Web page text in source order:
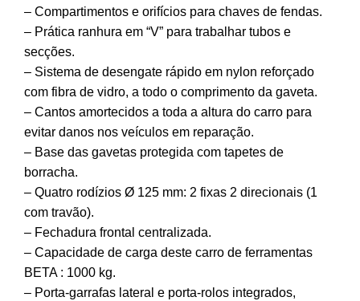
– Compartimentos e orifícios para chaves de fendas.
– Prática ranhura em “V” para trabalhar tubos e
secções.
– Sistema de desengate rápido em nylon reforçado
com fibra de vidro, a todo o comprimento da gaveta.
– Cantos amortecidos a toda a altura do carro para
evitar danos nos veículos em reparação.
– Base das gavetas protegida com tapetes de
borracha.
– Quatro rodízios Ø 125 mm: 2 fixas 2 direcionais (1
com travão).
– Fechadura frontal centralizada.
– Capacidade de carga deste carro de ferramentas
BETA : 1000 kg.
– Porta-garrafas lateral e porta-rolos integrados,